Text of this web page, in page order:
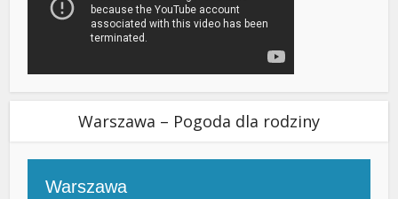
Warszawa – Pogoda dla rodziny